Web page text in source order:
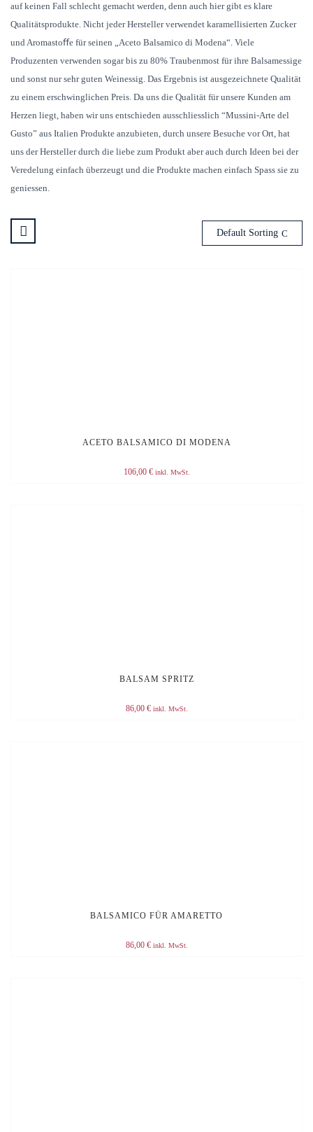
auf keinen Fall schlecht gemacht werden, denn auch hier gibt es klare
Qualitätsprodukte. Nicht jeder Hersteller verwendet karamellisierten Zucker
und Aromastoﬀe für seinen „Aceto Balsamico di Modena“. Viele
Produzenten verwenden sogar bis zu 80% Traubenmost für ihre Balsamessige
und sonst nur sehr guten Weinessig. Das Ergebnis ist ausgezeichnete Qualität
zu einem erschwinglichen Preis. Da uns die Qualität für unsere Kunden am
Herzen liegt, haben wir uns entschieden ausschliesslich “Mussini-Arte del
Gusto” aus Italien Produkte anzubieten, durch unsere Besuche vor Ort, hat
uns der Hersteller durch die liebe zum Produkt aber auch durch Ideen bei der
Veredelung einfach überzeugt und die Produkte machen einfach Spass sie zu
geniessen.
Default Sorting
ACETO BALSAMICO DI MODENA
106,00 € inkl. MwSt.
BALSAM SPRITZ
86,00 € inkl. MwSt.
BALSAMICO FÜR AMARETTO
86,00 € inkl. MwSt.